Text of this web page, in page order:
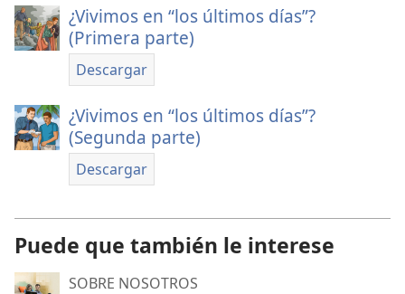
¿Vivimos en “los últimos días”?
(Primera parte)
Descargar
¿Vivimos en “los últimos días”?
(Segunda parte)
Descargar
Puede que también le interese
SOBRE NOSOTROS